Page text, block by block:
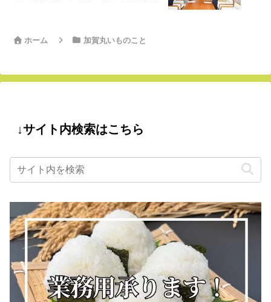
ホーム 加賀丸いものこと
↓サイト内検索はこちら